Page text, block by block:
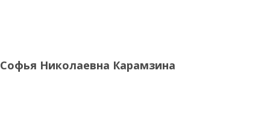
Софья Николаевна Карамзина